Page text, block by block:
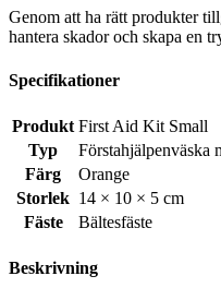
Genom att ha rätt produkter
hantera skador och skapa en
Specifikationer
Produkt First Aid Kit Small
Typ
Förstahjälpenväska
Färg
Orange
Storlek 14 × 10 × 5 cm
Fäste
Bältesfäste
Beskrivning